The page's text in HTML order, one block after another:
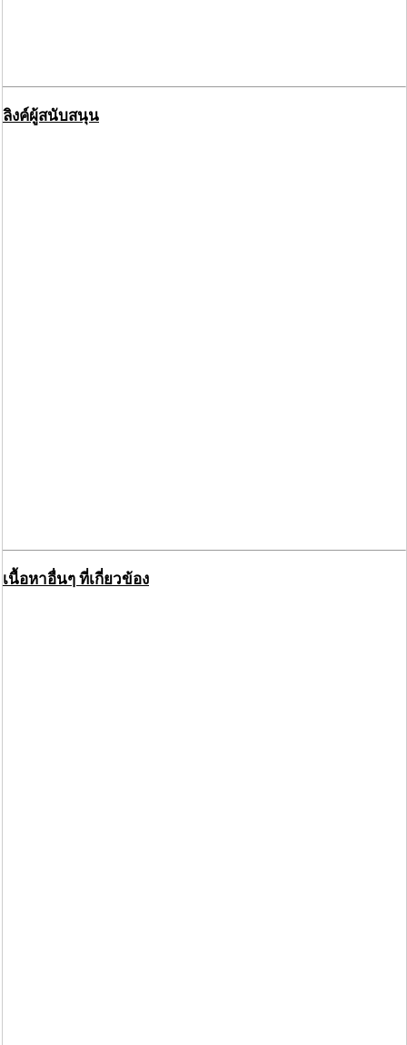
ลิงค์ผู้สนับสนุน
เนื้อหาอื่นๆ ที่เกี่ยวข้อง